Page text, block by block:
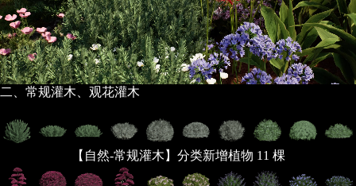
二、常规灌木、观花灌木
【自然-常规灌木】分类新增植物 11 棵